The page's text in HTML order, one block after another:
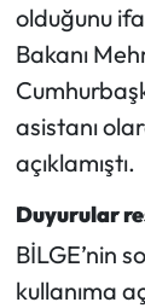
olduğunu
Bakanı
asistanı
açıklamıştı.
Duyurular
BİLGE’nin
kullanıma